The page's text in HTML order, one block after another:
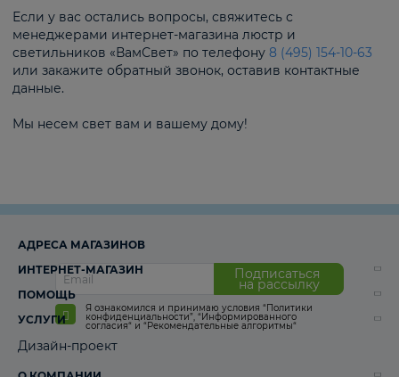
Если у вас остались вопросы, свяжитесь с
менеджерами интернет-магазина люстр и
светильников «ВамСвет» по телефону 8 (495) 154-10-63
или закажите обратный звонок, оставив контактные
данные.
Мы несем свет вам и вашему дому!
Подписаться
на рассылку
Я ознакомился и принимаю условия “Политики
конфиденциальности”, “Информированного
согласия“ и “Рекомендательные алгоритмы“
АДРЕСА МАГАЗИНОВ
ИНТЕРНЕТ-МАГАЗИН
ПОМОЩЬ
УСЛУГИ
Дизайн-проект